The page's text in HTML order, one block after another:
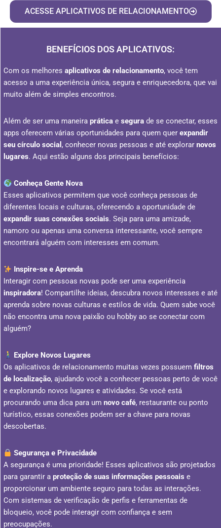
ACESSE APLICATIVOS DE RELACIONAMENTO
BENEFÍCIOS DOS APLICATIVOS:
Com os melhores aplicativos de relacionamento, você tem
acesso a uma experiência única, segura e enriquecedora, que vai
muito além de simples encontros.
Além de ser uma maneira prática e segura de se conectar, esses
apps oferecem várias oportunidades para quem quer expandir
seu círculo social , conhecer novas pessoas e até explorar novos
lugares. Aqui estão alguns dos principais benefícios:
Conheça Gente Nova
Esses aplicativos permitem que você conheça pessoas de
diferentes locais e culturas, oferecendo a oportunidade de
expandir suas conexões sociais. Seja para uma amizade,
namoro ou apenas uma conversa interessante, você sempre
encontrará alguém com interesses em comum.
Inspire-se e Aprenda
Interagir com pessoas novas pode ser uma experiência
inspiradora! Compartilhe ideias, descubra novos interesses e até
aprenda sobre novas culturas e estilos de vida. Quem sabe você
não encontra uma nova paixão ou hobby ao se conectar com
alguém?
Explore Novos Lugares
Os aplicativos de relacionamento muitas vezes possuem filtros
de localização, ajudando você a conhecer pessoas perto de você
e explorando novos lugares e atividades. Se você está
procurando uma dica para um novo café, restaurante ou ponto
turístico, essas conexões podem ser a chave para novas
descobertas.
Segurança e Privacidade
A segurança é uma prioridade! Esses aplicativos são projetados
para garantir a proteção de suas informações pessoais e
proporcionar um ambiente seguro para todas as interações.
Com sistemas de verificação de perfis e ferramentas de
bloqueio, você pode interagir com confiança e sem
preocupações.